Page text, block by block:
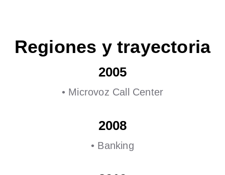
Regiones y trayectoria
2005
• Microvoz Call Center
2008
• Banking